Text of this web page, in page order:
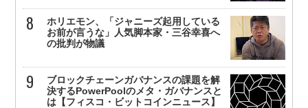
ホリエモン、「ジャニーズ起用している
お前が言うな」人気脚本家・三谷幸喜へ
の批判が物議
ブロックチェーンガバナンスの課題を解
決するPowerPoolのメタ・ガバナンスと
は【フィスコ・ビットコインニュース】